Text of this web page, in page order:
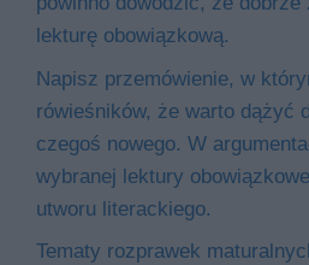
lekturę obowiązkową.
Napisz przemówienie, w
rówieśników, że warto dążyć
czegoś nowego. W
wybranej lektury
utworu literackiego.
Tematy rozprawek